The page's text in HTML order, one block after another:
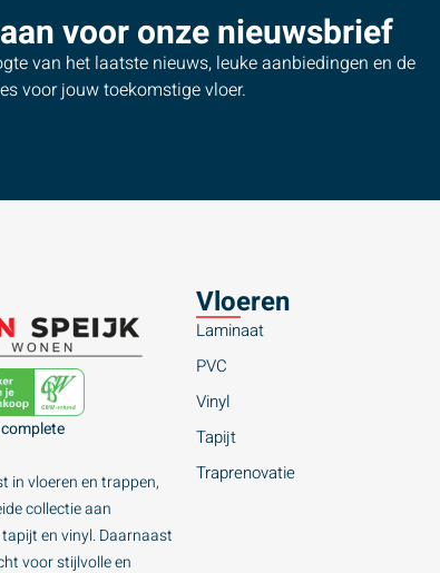
voor onze nieuwsbrief
van het laatste nieuws, leuke aanbiedingen en de
voor jouw toekomstige vloer.
in vloeren en trappen,
collectie aan
en vinyl. Daarnaast
voor stijlvolle en
Vloeren
Laminaat
PVC
Vinyl
Tapijt
Traprenovatie